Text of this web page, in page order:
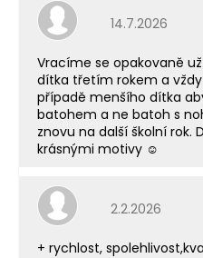
Hodnocení
14.7.2026
Vracíme se opakovaně
dítka třetím rokem a
případě menšího dítka
batohem a ne batoh s
znovu na další školní rok.
krásnými motivy ☺️
Hodnocení
2.2.2026
+ rychlost,